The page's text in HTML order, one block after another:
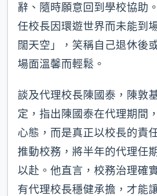
辭、隨時願意回到學校協助
任校長因環遊世界而未能到
闊天空」，笑稱自己退休後
場面溫馨而輕鬆。
談及代理校長陳國泰，陳敦
定，指出陳國泰在代理期間
心態，而是真正以校長的責
推動校務，將半年的代理任
以赴。他直言，校務治理確
有代理校長穩健承擔，才能